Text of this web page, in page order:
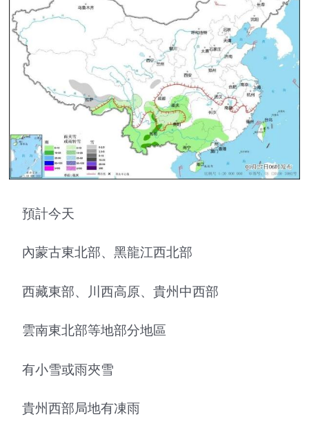
預計今天
內蒙古東北部、黑龍江西北部
西藏東部、川西高原、貴州中西部
雲南東北部等地部分地區
有小雪或雨夾雪
貴州西部局地有凍雨